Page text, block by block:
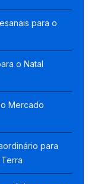
para o
o Natal
Mercado
para